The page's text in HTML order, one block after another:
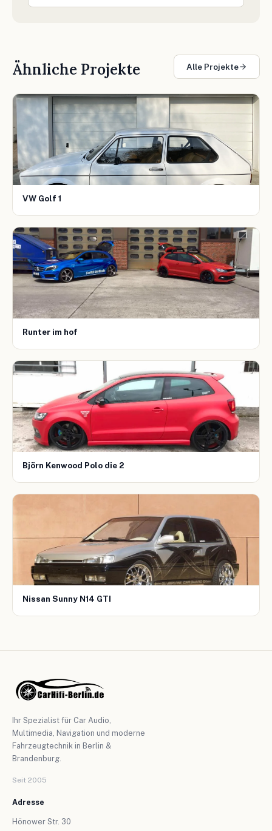
Ähnliche Projekte Alle Projekte
VW Golf 1
Runter im hof
Björn Kenwood Polo die 2
Nissan Sunny N14 GTI
Ihr Spezialist für Car Audio,
Multimedia, Navigation und moderne
Fahrzeugtechnik in Berlin &
Brandenburg.
Seit 2005
Adresse
Hönower Str. 30